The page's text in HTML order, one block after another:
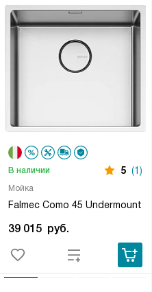
Мойка
Falmec Como 45 Undermount
В наличии 5 (1)
39 015 руб.